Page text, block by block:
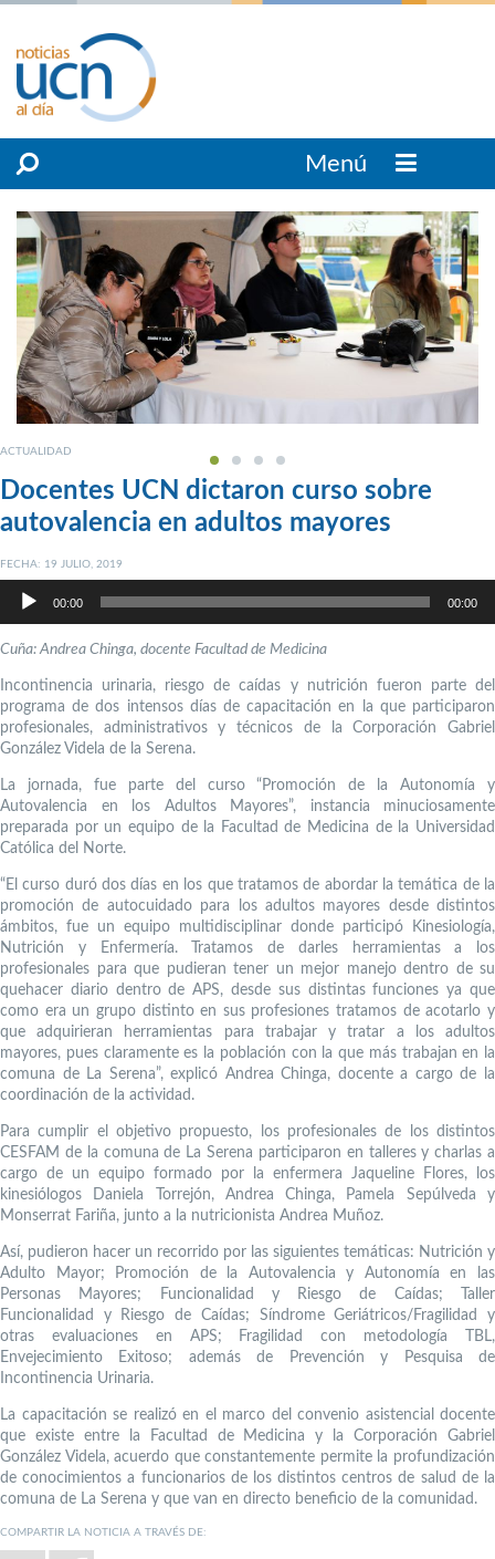
Menú
ACTUALIDAD
Docentes UCN dictaron curso sobre
autovalencia en adultos mayores
FECHA: 19 JULIO, 2019
audio
00:00 00:00
Cuña: Andrea Chinga, docente Facultad de Medicina
Incontinencia urinaria, riesgo de caídas y nutrición fueron parte del
programa de dos intensos días de capacitación en la que participaron
profesionales, administrativos y técnicos de la Corporación Gabriel
González Videla de la Serena.
La jornada, fue parte del curso “Promoción de la Autonomía y
Autovalencia en los Adultos Mayores”, instancia minuciosamente
preparada por un equipo de la Facultad de Medicina de la Universidad
Católica del Norte.
“El curso duró dos días en los que tratamos de abordar la temática de la
promoción de autocuidado para los adultos mayores desde distintos
ámbitos, fue un equipo multidisciplinar donde participó Kinesiología,
Nutrición y Enfermería. Tratamos de darles herramientas a los
profesionales para que pudieran tener un mejor manejo dentro de su
quehacer diario dentro de APS, desde sus distintas funciones ya que
como era un grupo distinto en sus profesiones tratamos de acotarlo y
que adquirieran herramientas para trabajar y tratar a los adultos
mayores, pues claramente es la población con la que más trabajan en la
comuna de La Serena”, explicó Andrea Chinga, docente a cargo de la
coordinación de la actividad.
Para cumplir el objetivo propuesto, los profesionales de los distintos
CESFAM de la comuna de La Serena participaron en talleres y charlas a
cargo de un equipo formado por la enfermera Jaqueline Flores, los
kinesiólogos Daniela Torrejón, Andrea Chinga, Pamela Sepúlveda y
Monserrat Fariña, junto a la nutricionista Andrea Muñoz.
Así, pudieron hacer un recorrido por las siguientes temáticas: Nutrición y
Adulto Mayor; Promoción de la Autovalencia y Autonomía en las
Personas Mayores; Funcionalidad y Riesgo de Caídas; Taller
Funcionalidad y Riesgo de Caídas; Síndrome Geriátricos/Fragilidad y
otras evaluaciones en APS; Fragilidad con metodología TBL,
Envejecimiento Exitoso; además de Prevención y Pesquisa de
Incontinencia Urinaria.
La capacitación se realizó en el marco del convenio asistencial docente
que existe entre la Facultad de Medicina y la Corporación Gabriel
González Videla, acuerdo que constantemente permite la profundización
de conocimientos a funcionarios de los distintos centros de salud de la
comuna de La Serena y que van en directo beneficio de la comunidad.
COMPARTIR LA NOTICIA A TRAVÉS DE: